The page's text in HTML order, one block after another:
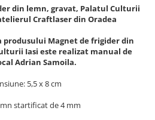
Sibiu
a
lemn
din lemn, gravat, Palatul Culturii
Craftlaser din Oradea
produsului Magnet de frigider din
Iasi este realizat manual de
Adrian Samoila.
5,5 x 8 cm
startificat de 4 mm